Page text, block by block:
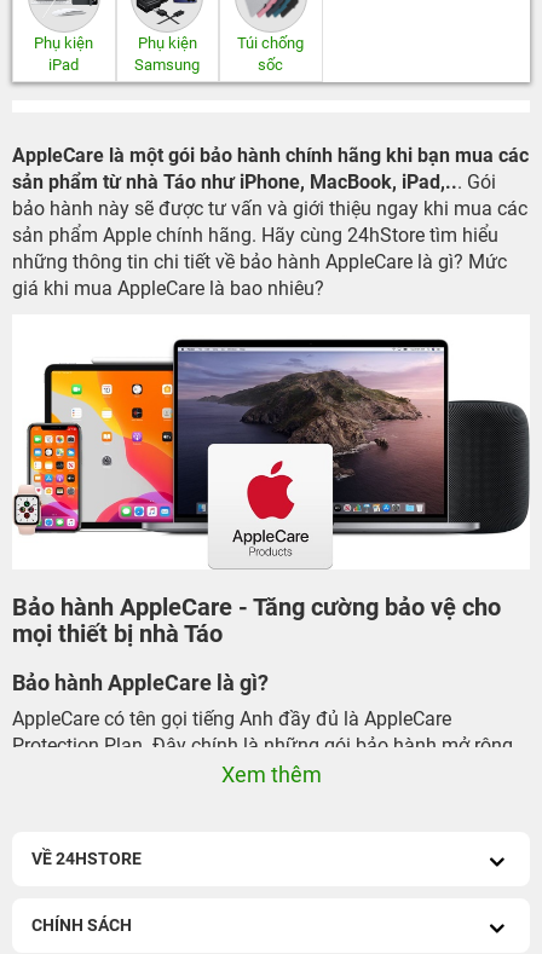
Phụ kiện
iPad
Phụ kiện
Samsung
Túi chống
sốc
AppleCare là một gói bảo hành chính hãng khi bạn mua các
sản phẩm từ nhà Táo như iPhone, MacBook, iPad,... Gói
bảo hành này sẽ được tư vấn và giới thiệu ngay khi mua các
sản phẩm Apple chính hãng. Hãy cùng 24hStore tìm hiểu
những thông tin chi tiết về bảo hành AppleCare là gì? Mức
giá khi mua AppleCare là bao nhiêu?
Bảo hành AppleCare - Tăng cường bảo vệ cho
mọi thiết bị nhà Táo
Bảo hành AppleCare là gì?
AppleCare có tên gọi tiếng Anh đầy đủ là AppleCare
Protection Plan. Đây chính là những gói bảo hành mở rộng
giúp cho người sử dụng các sản phẩm của Apple được bảo
cứng trên thiết bị.
định nên bạn hoàn toàn có thể mua một gói AppleCare để
Xem thêm
VỀ 24HSTORE
CHÍNH SÁCH